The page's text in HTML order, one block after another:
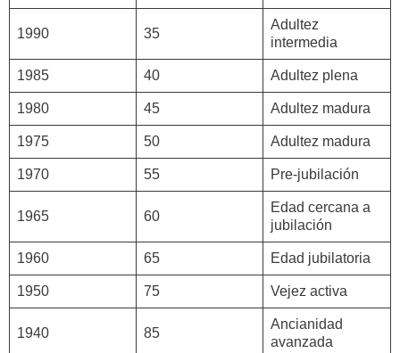
1990 35
Adultez
intermedia
1985 40 Adultez plena
1980 45 Adultez madura
1975 50 Adultez madura
1970 55 Pre-jubilación
1965 60
Edad cercana a
jubilación
1960 65 Edad jubilatoria
1950 75 Vejez activa
1940 85
Ancianidad
avanzada